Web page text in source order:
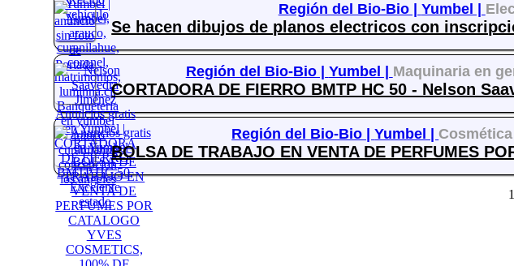
Región del Bio-Bio | Yumbel |
Se hacen dibujos de planos electricos con
Región del Bio-Bio | Yumbel | Maquinaria en
CORTADORA DE FIERRO BMTP HC 50 - Nelson
Región del Bio-Bio |Yumbel |
BOLSA DE TRABAJO EN VENTA DE PERFUMES